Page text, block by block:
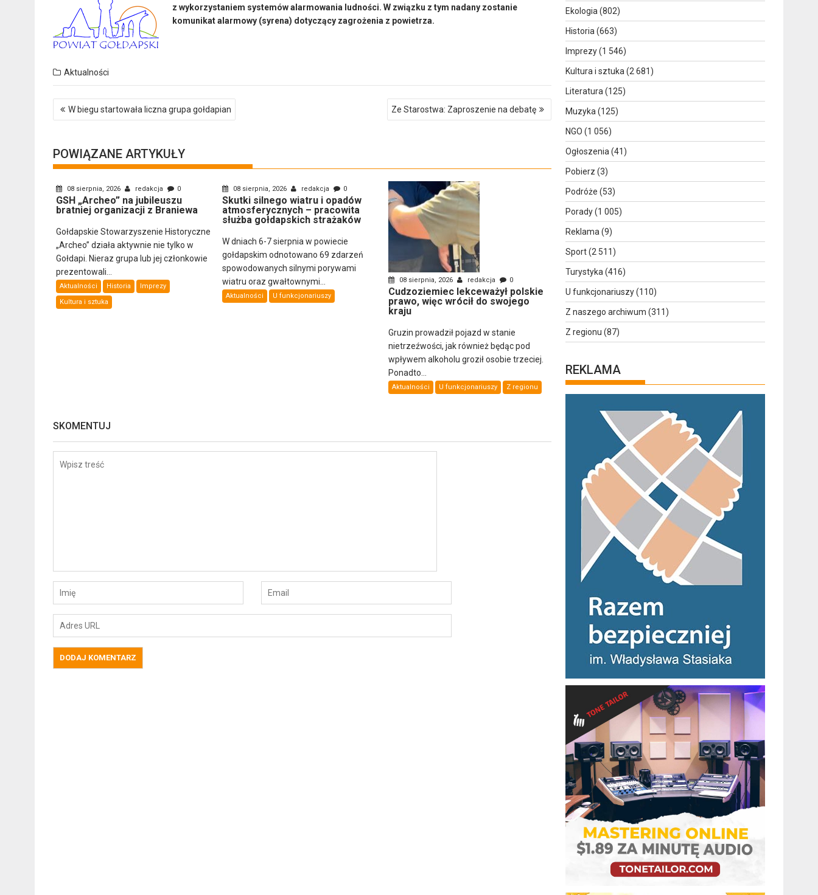
z wykorzystaniem systemów alarmowania ludności. W związku z tym nadany zostanie
komunikat alarmowy (syrena) dotyczący zagrożenia z powietrza.
Aktualności
Nawigacja
wpisu
W biegu startowała liczna grupa gołdapian Ze Starostwa: Zaproszenie na debatę
POWIĄZANE ARTYKUŁY
08 sierpnia, 2026 redakcja 0
GSH „Archeo” na jubileuszu
bratniej organizacji z Braniewa
Gołdapskie Stowarzyszenie Historyczne
„Archeo” działa aktywnie nie tylko w
Gołdapi. Nieraz grupa lub jej członkowie
prezentowali...
Aktualności Historia
Imprezy
Kultura i sztuka
08 sierpnia, 2026 redakcja 0
Skutki silnego wiatru i opadów
atmosferycznych – pracowita
służba gołdapskich strażaków
W dniach 6-7 sierpnia w powiecie
gołdapskim odnotowano 69 zdarzeń
spowodowanych silnymi porywami
wiatru oraz gwałtownymi...
Aktualności U funkcjonariuszy
08 sierpnia, 2026 redakcja 0
Cudzoziemiec lekceważył polskie
prawo, więc wrócił do swojego
kraju
Gruzin prowadził pojazd w stanie
nietrzeźwości, jak również będąc pod
wpływem alkoholu groził osobie trzeciej.
Ponadto...
Aktualności U funkcjonariuszy Z regionu
SKOMENTUJ
Ekologia (802)
Historia (663)
Imprezy(1 546)
Kultura i sztuka (2 681)
Literatura (125)
Muzyka (125)
NGO (1 056)
Ogłoszenia (41)
Pobierz (3)
Podróże (53)
Porady(1 005)
Reklama (9)
Sport(2 511)
Turystyka (416)
U funkcjonariuszy(110)
Z naszego archiwum (311)
Z regionu (87)
REKLAMA